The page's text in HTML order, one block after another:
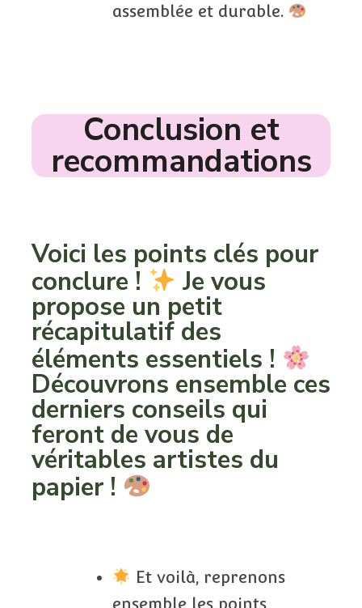
assemblée et durable.
Conclusion et
recommandations
Voici les points clés pour
conclure !
Je vous
propose un petit
récapitulatif des
éléments essentiels !
Découvrons ensemble ces
derniers conseils qui
feront de vous de
véritables artistes du
papier !
Et voilà, reprenons